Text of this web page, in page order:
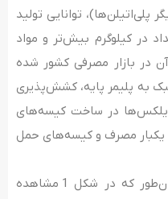
پلی‌اتیلن‌ها)، توانایی تولید
در کیلوگرم بیش‌تر و مواد
در بازار مصرفی کشور شده
به پلیمر پایه، کشش‌پذیری
در ساخت کیسه‌های
یکبار مصرف و کیسه‌های حمل
همان‌طور که در شکل 1 مشاهده